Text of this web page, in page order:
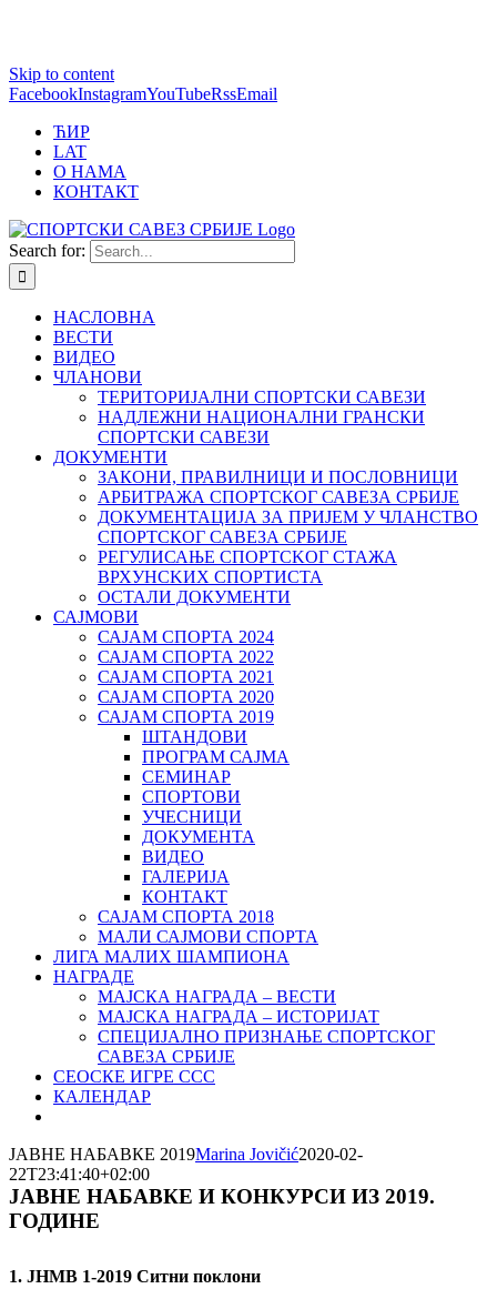
Skip to content
FacebookInstagramYouTubeRssEmail
ЋИР
LAT
О НАМА
КОНТАКТ
Search for:
НАСЛОВНА
ВЕСТИ
ВИДЕО
ЧЛАНОВИ
ТЕРИТОРИЈАЛНИ СПОРТСКИ САВЕЗИ
НАДЛЕЖНИ НАЦИОНАЛНИ ГРАНСКИ
СПОРТСКИ САВЕЗИ
ДОКУМЕНТИ
ЗАКОНИ, ПРАВИЛНИЦИ И ПОСЛОВНИЦИ
АРБИТРАЖА СПОРТСКОГ САВЕЗА СРБИЈЕ
ДОКУМЕНТАЦИЈА ЗА ПРИЈЕМ У ЧЛАНСТВО
СПОРТСКОГ САВЕЗА СРБИЈЕ
РЕГУЛИСАЊЕ СПОРТСKОГ СТАЖА
ВРХУНСKИХ СПОРТИСТА
ОСТАЛИ ДОКУМЕНТИ
САЈМОВИ
САЈАМ СПОРТА 2024
САЈАМ СПОРТА 2022
САЈАМ СПОРТА 2021
САЈАМ СПОРТА 2020
САЈАМ СПОРТА 2019
ШТАНДОВИ
ПРОГРАМ САЈМА
СЕМИНАР
СПОРТОВИ
УЧЕСНИЦИ
ДОКУМЕНТА
ВИДЕО
ГАЛЕРИЈА
КОНТАКТ
САЈАМ СПОРТА 2018
МАЛИ САЈМОВИ СПОРТА
ЛИГА МАЛИХ ШАМПИОНА
НАГРАДЕ
МАЈСКА НАГРАДА – ВЕСТИ
МАЈСКА НАГРАДА – ИСТОРИЈАТ
СПЕЦИЈАЛНО ПРИЗНАЊЕ СПОРТСКОГ
САВЕЗА СРБИЈЕ
СЕОСКЕ ИГРЕ ССС
КАЛЕНДАР
ЈАВНЕ НАБАВКЕ 2019Marina Jovičić2020-02-
22T23:41:40+02:00
ЈАВНЕ НАБАВКЕ И КОНКУРСИ ИЗ 2019.
ГОДИНЕ
1. ЈНМВ 1-2019 Ситни поклони